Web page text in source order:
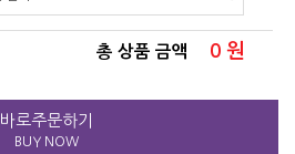
총 상품 금액 0 원
바로주문하기
BUY NOW